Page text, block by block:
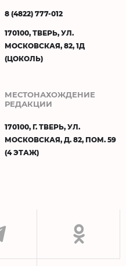
8 (4822) 777-012
170100, ТВЕРЬ, УЛ.
МОСКОВСКАЯ, 82, 1Д
(ЦОКОЛЬ)
МЕСТОНАХОЖДЕНИЕ
РЕДАКЦИИ
170100, Г. ТВЕРЬ, УЛ.
МОСКОВСКАЯ, Д. 82, ПОМ. 59
(4 ЭТАЖ)